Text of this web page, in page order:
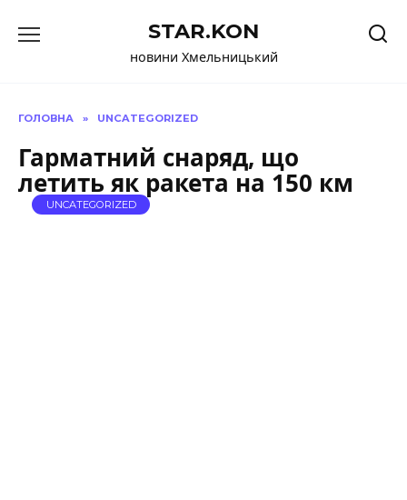
до
STAR.KON
новини Хмельницький
ГОЛОВНА » UNCATEGORIZED
Гарматний снаряд, що
летить як ракета на 150 км
UNCATEGORIZED